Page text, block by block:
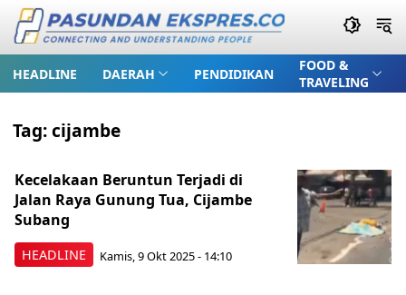
HEADLINE DAERAH PENDIDIKAN
FOOD &
TRAVELING
Tag:cijambe
HEADLINE
Kecelakaan Beruntun Terjadi di
Jalan Raya Gunung Tua, Cijambe
Subang
Kamis, 9 Okt 2025 - 14:10